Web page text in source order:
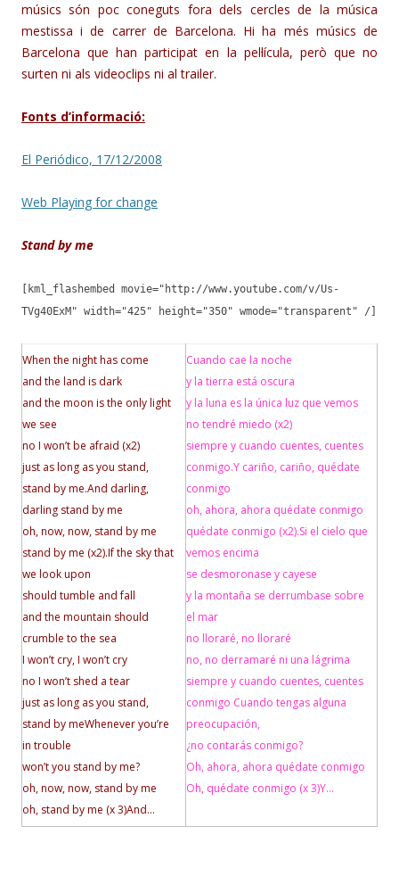
músics són poc coneguts fora dels cercles de la música
mestissa i de carrer de Barcelona. Hi ha més músics de
Barcelona que han participat en la pel·lícula, però que no
surten ni als videoclips ni al trailer.
Fonts d’informació:
El Periódico, 17/12/2008
Web Playing for change
Stand by me
[kml_flashembed movie="http://www.youtube.com/v/Us-
TVg40ExM" width="425" height="350" wmode="transparent" /]
When the night has come
and the land is dark
and the moon is the only light
we see
no I won’t be afraid (x2)
just as long as you stand,
stand by me.And darling,
darling stand by me
oh, now, now, stand by me
stand by me (x2).If the sky that
we look upon
should tumble and fall
and the mountain should
crumble to the sea
I won’t cry, I won’t cry
no I won’t shed a tear
just as long as you stand,
stand by meWhenever you’re
in trouble
won’t you stand by me?
oh, now, now, stand by me
oh, stand by me (x 3)And…
Cuando cae la noche
y la tierra está oscura
y la luna es la única luz que vemos
no tendré miedo (x2)
siempre y cuando cuentes, cuentes
conmigo.Y cariño, cariño, quédate
conmigo
oh, ahora, ahora quédate conmigo
quédate conmigo (x2).Si el cielo que
vemos encima
se desmoronase y cayese
y la montaña se derrumbase sobre
el mar
no lloraré, no lloraré
no, no derramaré ni una lágrima
siempre y cuando cuentes, cuentes
conmigo Cuando tengas alguna
preocupación,
¿no contarás conmigo?
Oh, ahora, ahora quédate conmigo
Oh, quédate conmigo (x 3)Y…